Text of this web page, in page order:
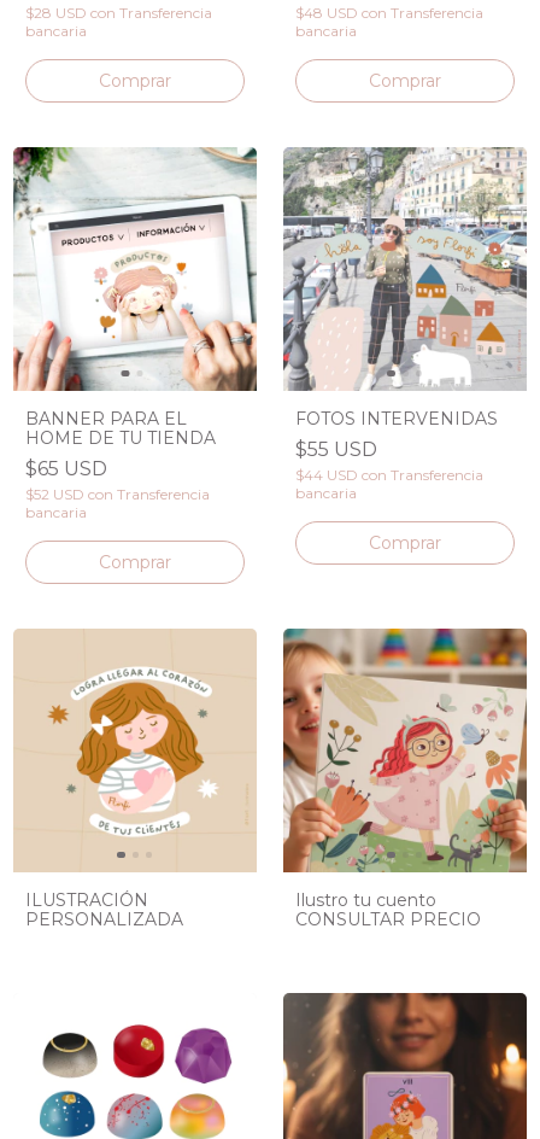
$28 USD con Transferencia
bancaria
Comprar
$48 USD con Transferencia
bancaria
BANNER PARA EL
HOME DE TU TIENDA
$65 USD
$52 USD con Transferencia
bancaria
FOTOS INTERVENIDAS
$55 USD
$44 USD con Transferencia
bancaria
ILUSTRACIÓN
PERSONALIZADA
Ilustro tu cuento
CONSULTAR PRECIO